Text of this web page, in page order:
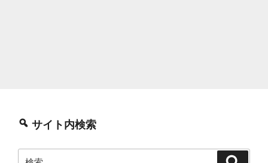
サイト内検索